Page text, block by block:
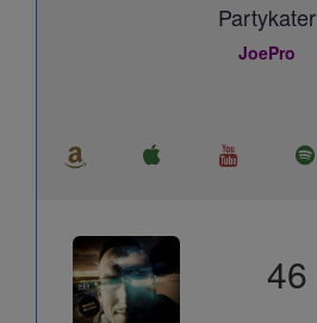
Partykater
JoePro
46